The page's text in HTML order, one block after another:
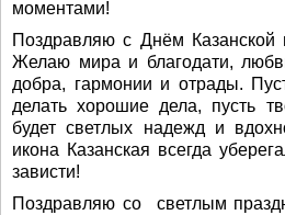
моментами!
Поздравляю с Днём
Желаю мира и благодати,
добра, гармонии и отрады.
делать хорошие дела, пусть
будет светлых надежд и
икона Казанская всегда
зависти!
Поздравляю со светлым